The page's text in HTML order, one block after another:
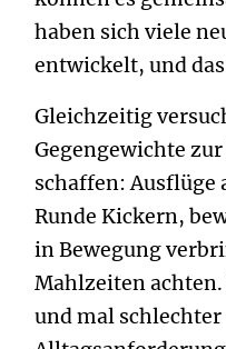
haben sich viele
entwickelt, und
Gleichzeitig
Gegengewichte
schaffen: Ausflüge
Runde Kickern,
in Bewegung
Mahlzeiten
und mal schlechter